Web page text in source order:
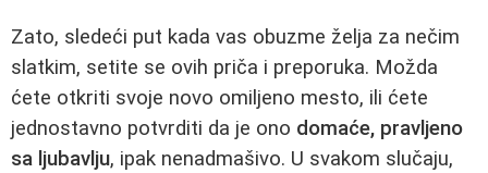
Zato, sledeći put kada vas obuzme želja za nečim
slatkim, setite se ovih priča i preporuka. Možda
ćete otkriti svoje novo omiljeno mesto, ili ćete
jednostavno potvrditi da je ono domaće, pravljeno
sa ljubavlju, ipak nenadmašivo. U svakom slučaju,